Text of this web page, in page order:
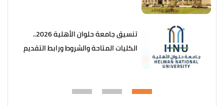
تنسيق جامعة حلوان الأهلية 2026..
الكليات المتاحة والشروط ورابط التقديم